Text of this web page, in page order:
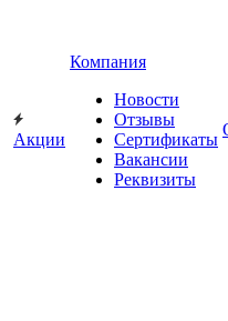
Акции
Компания
Новости
Отзывы
Сертификаты
Вакансии
Реквизиты